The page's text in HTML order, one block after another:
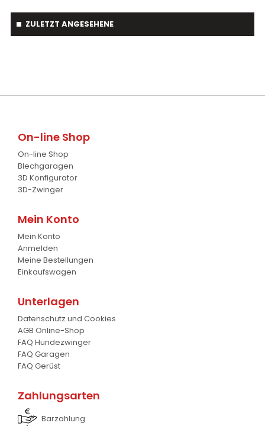
Pflüge
Baumgreifer
Schaufel
Gabel
Krokodil Gabel und Schaufel
Planierschild
Silageschieber
Frontanbau Kat. 1 und Kat.2
ANDERE
Root-Ripper 1
Astschaber 1
ZULETZT ANGESEHENE
On-line Shop
On-line Shop
Blechgaragen
3D Konfigurator
3D-Zwinger
Mein Konto
Mein Konto
Anmelden
Meine Bestellungen
Einkaufswagen
Unterlagen
Datenschutz und Cookies
AGB Online-Shop
FAQ Hundezwinger
FAQ Garagen
FAQ Gerüst
Zahlungsarten
Barzahlung